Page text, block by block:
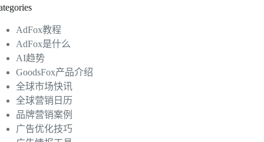
AdFox教程
AdFox是什么
AI趋势
GoodsFox产品介绍
全球市场快讯
全球营销日历
品牌营销案例
广告优化技巧